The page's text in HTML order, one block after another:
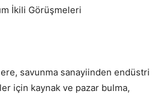
İkili Görüşmeleri
savunma sanayiinden endüstri
için kaynak ve pazar bulma,